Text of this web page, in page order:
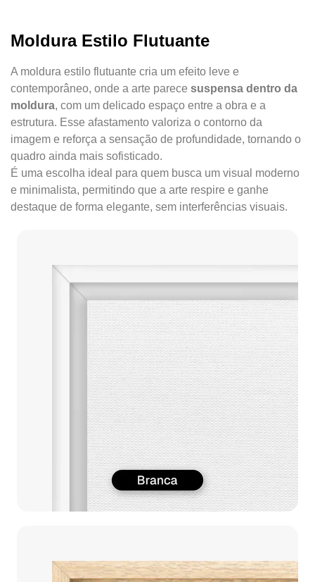
Moldura Estilo Flutuante
A moldura estilo flutuante cria um efeito leve e
contemporâneo, onde a arte parece suspensa dentro da
moldura, com um delicado espaço entre a obra e a
estrutura. Esse afastamento valoriza o contorno da
imagem e reforça a sensação de profundidade, tornando o
quadro ainda mais sofisticado.
É uma escolha ideal para quem busca um visual moderno
e minimalista, permitindo que a arte respire e ganhe
destaque de forma elegante, sem interferências visuais.